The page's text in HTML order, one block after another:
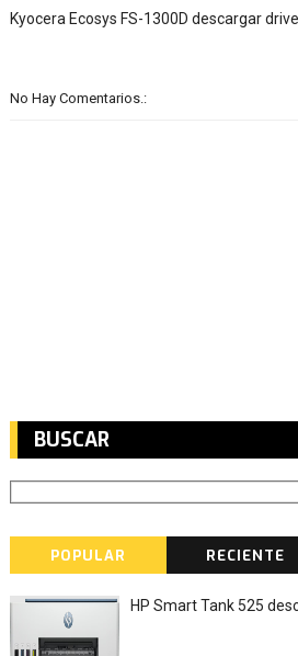
Kyocera Ecosys FS-1300D descargar
No Hay Comentarios.:
BUSCAR
POPULAR RECIENTE
HP Smart Tank 525